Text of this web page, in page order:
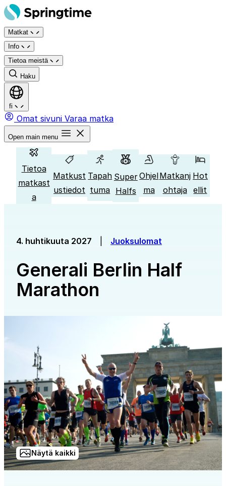
Siirry
sisältöön
Matkat
Info
Tietoa meistä
Haku
fi
Omat sivuni Varaa matka
Open main menu
Tietoa
matkast
a
Matkust
ustiedot
Tapah
tuma
Super
Halfs
Ohjel
ma
Matkanj
ohtaja
Hot
ellit
4. huhtikuuta 2027 Juoksulomat
Generali Berlin Half
Marathon
Näytä kaikki